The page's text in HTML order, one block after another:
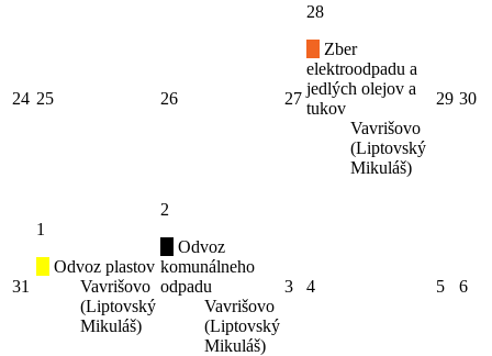
24 25 26 27
28
Zber
elektroodpadu a
jedlých olejov a
tukov
Vavrišovo
(Liptovský
Mikuláš)
29 30
31
1
Odvoz plastov
Vavrišovo
(Liptovský
Mikuláš)
2
Odvoz
komunálneho
odpadu
Vavrišovo
(Liptovský
Mikuláš)
3 4 5 6